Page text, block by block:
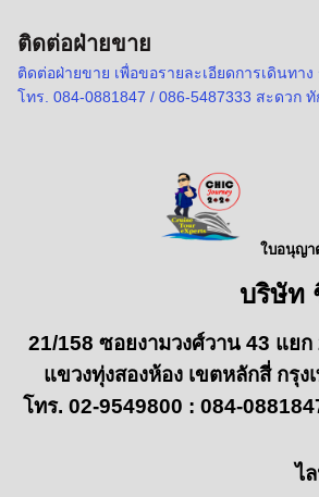
ติดต่อฝ่ายขาย
ติดต่อฝ่ายขาย เพื่อขอรายละเอียดการเดินทา
โทร. 084-0881847 / 086-5487333 สะดวก
ใบอนุญา
บริษัท
21/158 ซอยงามวงศ์วาน 43 แย
แขวงทุ่งสองห้อง เขตหลักสี่ กรุ
โทร. 02-9549800 : 084-
ไ